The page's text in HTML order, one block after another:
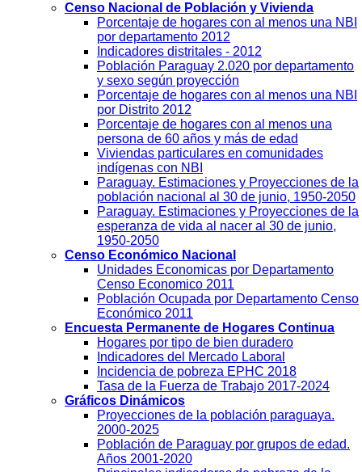
Censo Nacional de Población y Vivienda
Porcentaje de hogares con al menos una NBI
por departamento 2012
Indicadores distritales - 2012
Población Paraguay 2.020 por departamento
y sexo según proyección
Porcentaje de hogares con al menos una NBI
por Distrito 2012
Porcentaje de hogares con al menos una
persona de 60 años y más de edad
Viviendas particulares en comunidades
indígenas con NBI
Paraguay. Estimaciones y Proyecciones de la
población nacional al 30 de junio, 1950-2050
Paraguay. Estimaciones y Proyecciones de la
esperanza de vida al nacer al 30 de junio,
1950-2050
Censo Económico Nacional
Unidades Economicas por Departamento
Censo Economico 2011
Población Ocupada por Departamento Censo
Económico 2011
Encuesta Permanente de Hogares Continua
Hogares por tipo de bien duradero
Indicadores del Mercado Laboral
Incidencia de pobreza EPHC 2018
Tasa de la Fuerza de Trabajo 2017-2024
Gráficos Dinámicos
Proyecciones de la población paraguaya.
2000-2025
Población de Paraguay por grupos de edad.
Años 2001-2020